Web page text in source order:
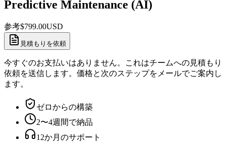
Predictive Maintenance (AI)
参考$799.00USD
見積もりを依頼
今すぐのお支払いはありません。これはチームへの見積もり
依頼を送信します。価格と次のステップをメールでご案内し
ます。
ゼロからの構築
2〜4週間で納品
12か月のサポート